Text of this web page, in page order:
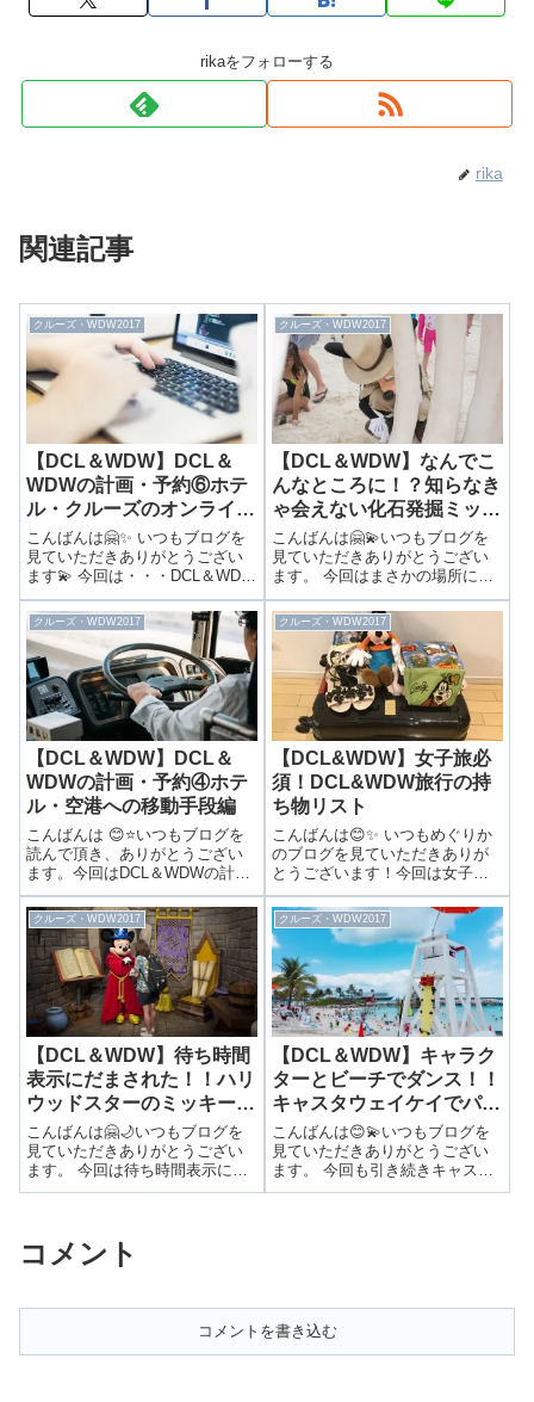
rikaをフォローする
rika
関連記事
クルーズ・WDW2017
【DCL＆WDW】DCL＆
WDWの計画・予約⑥ホテ
ル・クルーズのオンライン
チェックイン編
こんばんは🤗✨ いつもブログを
見ていただきありがとうござい
ます💫 今回は・・・DCL＆WDW
の計画・予約⑥ホテル・クルー
ズのオンラインチェックイン編
前回は…ウォルト・ディズニ
ー・ワールドのマジックバンド
のカスタマイズとアプリ予約を
ご紹介しま...
クルーズ・WDW2017
【DCL＆WDW】なんでこ
んなところに！？知らなき
ゃ会えない化石発掘ミッキ
ー！
こんばんは🤗💫いつもブログを
見ていただきありがとうござい
ます。 今回はまさかの場所にい
たミッキーをご紹介します！な
んでそんなところに！？化石発
掘ミッキーをレポート！！ 前回
は…ディズニークルーズライン
のダンスパーティーをご紹介し
ました！▶キ...
クルーズ・WDW2017
【DCL＆WDW】DCL＆
WDWの計画・予約④ホテ
ル・空港への移動手段編
こんばんは 😊⭐️いつもブログを
読んで頂き、ありがとうござい
ます。今回はDCL＆WDWの計
画・予約④ホテル・空港への移
動手段編 前回は…ディズニーク
ルーズライン＆ウォルト・ディ
ズニー・ワールドのホテルとク
ルーズの予約方法をご紹介しま
した！➤...
クルーズ・WDW2017
【DCL&WDW】女子旅必
須！DCL&WDW旅行の持
ち物リスト
こんばんは😊✨ いつもめぐりか
のブログを見ていただきありが
とうございます！今回は女子旅
必須！DCL&WDW旅行の持ち物
リスト前回は…ディズニークル
ーズライン＆ウォルト・ディズ
ニー・ワールドネット環境と細
かい準備についてご紹介しまし
た！▶DC...
クルーズ・WDW2017
【DCL＆WDW】待ち時間
表示にだまされた！！ハリ
ウッドスターのミッキー＆
ミニーとグリーティング！
こんばんは🤗🌙いつもブログを
見ていただきありがとうござい
ます。 今回は待ち時間表示にだ
まされた！！ハリウッドスター
ィズニー・ワールドのハリウッ
ドスタジオをご紹介しました！
クルーズ・WDW2017
【DCL＆WDW】キャラク
ターとビーチでダンス！！
キャスタウェイケイでパー
ティー！
こんばんは😊💫いつもブログを
見ていただきありがとうござい
ます。 今回も引き続きキャスタ
ーウエイケイをレポートしま
コメント
コメントを書き込む